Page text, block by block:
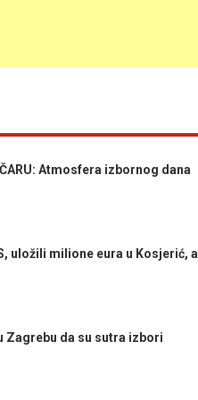
Atmosfera izbornog dana
uložili milione eura u Kosjerić, a
Zagrebu da su sutra izbori